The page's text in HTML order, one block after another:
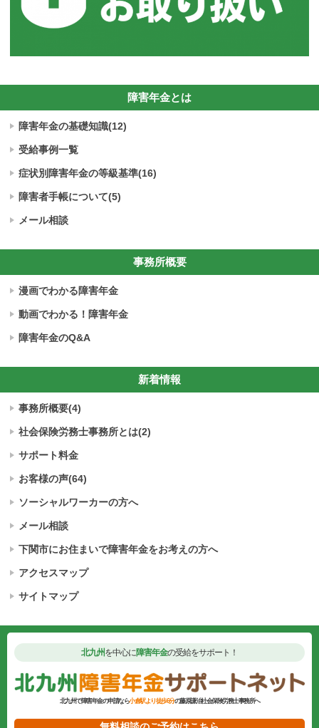
障害年金とは
障害年金の基礎知識(12)
受給事例一覧
症状別障害年金の等級基準(16)
障害者手帳について(5)
メール相談
事務所概要
漫画でわかる障害年金
動画でわかる！障害年金
障害年金のQ&A
新着情報
事務所概要(4)
社会保険労務士事務所とは(2)
サポート料金
お客様の声(64)
ソーシャルワーカーの方へ
メール相談
下関市にお住まいで障害年金をお考えの方へ
アクセスマップ
サイトマップ
北九州を中心に障害年金の受給をサポート！
北九州で障害年金の申請なら小倉駅より徒歩6分の藤原謙治社会保険労務士事務所へ